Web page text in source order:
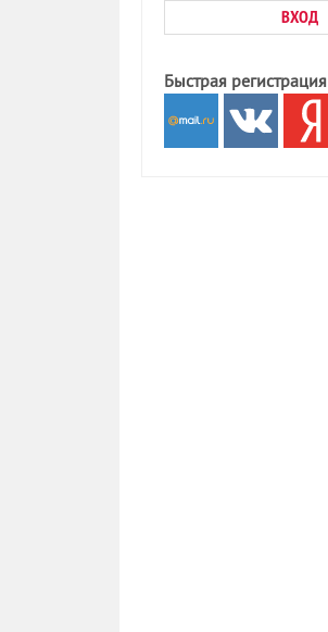
ВХОД
Быстрая регистрация